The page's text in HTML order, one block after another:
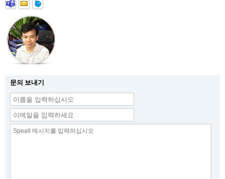
문의 보내기